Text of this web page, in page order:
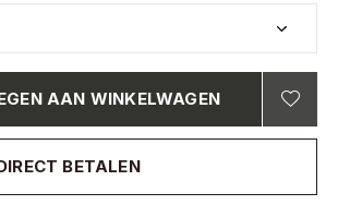
AAN WINKELWAGEN
BETALEN